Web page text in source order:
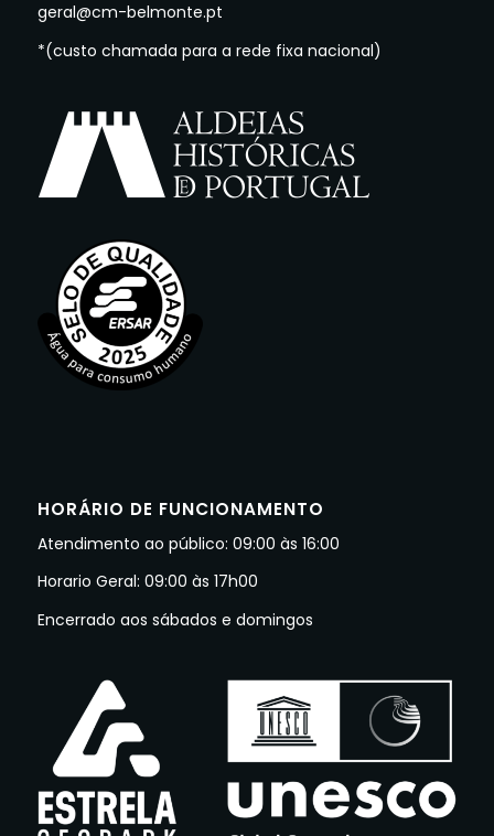
geral@cm-belmonte.pt
*(custo chamada para a rede fixa nacional)
HORÁRIO DE FUNCIONAMENTO
Atendimento ao público: 09:00 às 16:00
Horario Geral: 09:00 às 17h00
Encerrado aos sábados e domingos